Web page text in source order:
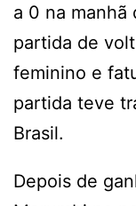
a 0 na manhã
partida de
feminino e
partida teve
Brasil.
Depois de